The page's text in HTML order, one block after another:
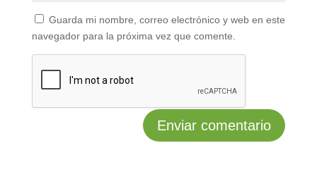
Guarda mi nombre, correo electrónico y web en este
navegador para la próxima vez que comente.